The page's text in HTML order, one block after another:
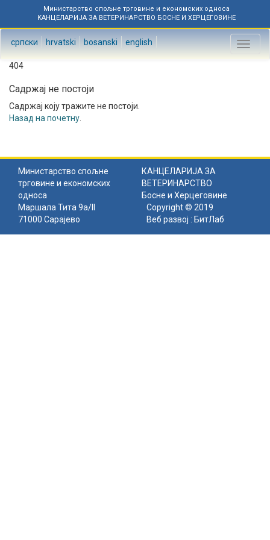
Министарство спољне трговине и економских односа
КАНЦЕЛАРИЈА ЗА ВЕТЕРИНАРСТВО БОСНЕ И ХЕРЦЕГОВИНЕ
српски hrvatski bosanski english
Toggle
404
Садржај не постоји
Садржај коју тражите не постоји.
Назад на почетну
Министарство спољне
трговине и економских
односа
КАНЦЕЛАРИЈА ЗА
ВЕТЕРИНАРСТВО
Босне и Херцеговине
Маршала Тита 9а/II
71000 Сарајево
Copyright © 2019
Веб развој : БитЛаб